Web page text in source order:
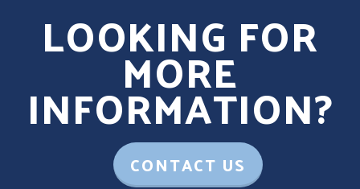
LOOKING FOR
MORE
INFORMATION?
CONTACT US